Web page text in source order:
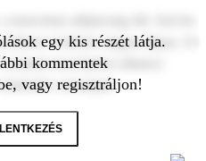
et dolore magna aliqua. Ut
exercitation ullamco
consequat.
egy kis részét látja.
kommentek
vagy regisztráljon!